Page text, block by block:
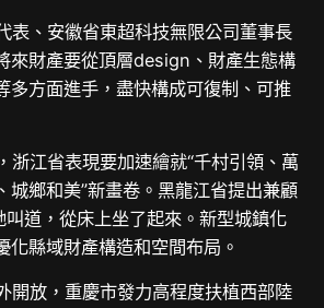
表、安徽省東超科技無限公司董事長
來財產要從頂層design、財產生態構
多方面進手，盡快構成可復制、可推
浙江省表現要加速繪就“千村引領、萬
城鄉和美”新畫卷。黑龍江省提出兼顧
叫道，從床上坐了起來。新型城鎮化
化縣域財產構造和空間布局。
開放，重慶市發力高程度扶植西部陸